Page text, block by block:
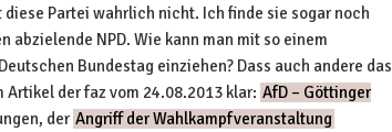
Partei wahrlich nicht. Ich finde sie sogar noch
abzielende NPD. Wie kann man mit so einem
Bundestag einziehen? Dass auch andere das
der faz vom 24.08.2013 klar: AfD – Göttinger
der Angriff der Wahlkampfveranstaltung